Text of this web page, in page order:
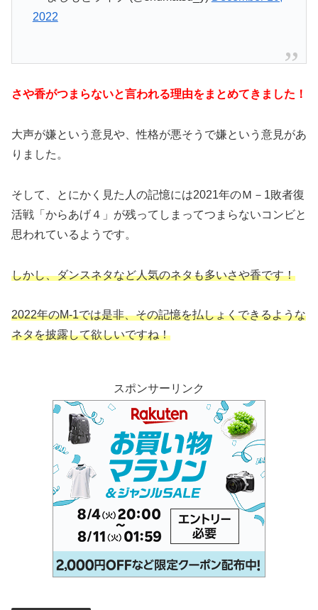
2022
さや香がつまらないと言われる理由をまとめてきました！
大声が嫌という意見や、性格が悪そうで嫌という意見があ
りました。
そして、とにかく見た人の記憶には2021年のＭ－1敗者復
活戦「からあげ４」が残ってしまってつまらないコンビと
思われているようです。
しかし、ダンスネタなど人気のネタも多いさや香です！
2022年のM-1では是非、その記憶を払しょくできるような
ネタを披露して欲しいですね！
スポンサーリンク